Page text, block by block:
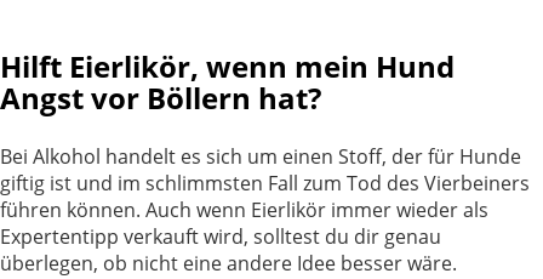
Hilft Eierlikör, wenn mein Hund
Angst vor Böllern hat?
Bei Alkohol handelt es sich um einen Stoff, der für Hunde
giftig ist und im schlimmsten Fall zum Tod des Vierbeiners
führen können. Auch wenn Eierlikör immer wieder als
Expertentipp verkauft wird, solltest du dir genau
überlegen, ob nicht eine andere Idee besser wäre.